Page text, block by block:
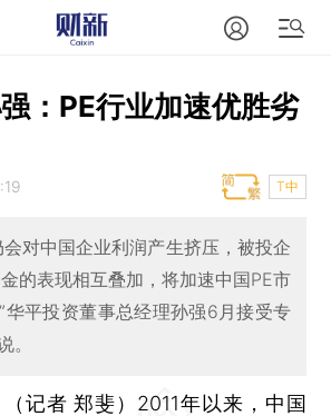
：PE行业加速优胜劣
T中
对中国企业利润产生挤压，被投企
的表现相互叠加，将加速中国PE市
华平投资董事总经理孙强6月接受专
。
记者 郑斐） 2011年以来，中国